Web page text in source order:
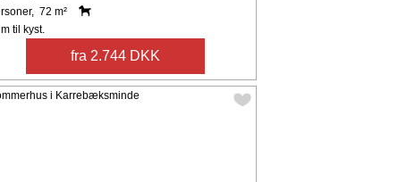
72 m²
til kyst.
fra 2.744 DKK